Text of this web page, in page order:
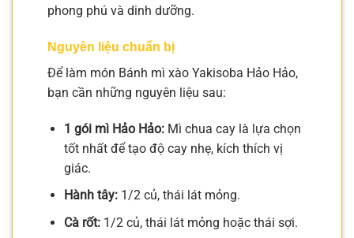
phong phú và dinh dưỡng.
Nguyên liệu chuẩn bị
Để làm món Bánh mì xào Yakisoba Hảo Hảo,
bạn cần những nguyên liệu sau:
1 gói mì Hảo Hảo:Mì chua cay là lựa chọn
tốt nhất để tạo độ cay nhẹ, kích thích vị
giác.
Hành tây:1/2 củ, thái lát mỏng.
Cà rốt:1/2 củ, thái lát mỏng hoặc thái sợi.